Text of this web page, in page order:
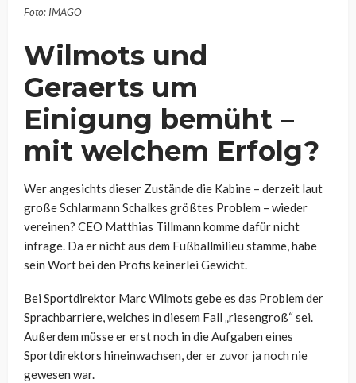
Foto: IMAGO
Wilmots und
Geraerts um
Einigung bemüht –
mit welchem Erfolg?
Wer angesichts dieser Zustände die Kabine – derzeit laut
große Schlarmann Schalkes größtes Problem – wieder
vereinen? CEO Matthias Tillmann komme dafür nicht
infrage. Da er nicht aus dem Fußballmilieu stamme, habe
sein Wort bei den Profis keinerlei Gewicht.
Bei Sportdirektor Marc Wilmots gebe es das Problem der
Sprachbarriere, welches in diesem Fall „riesengroß“ sei.
Außerdem müsse er erst noch in die Aufgaben eines
Sportdirektors hineinwachsen, der er zuvor ja noch nie
gewesen war.